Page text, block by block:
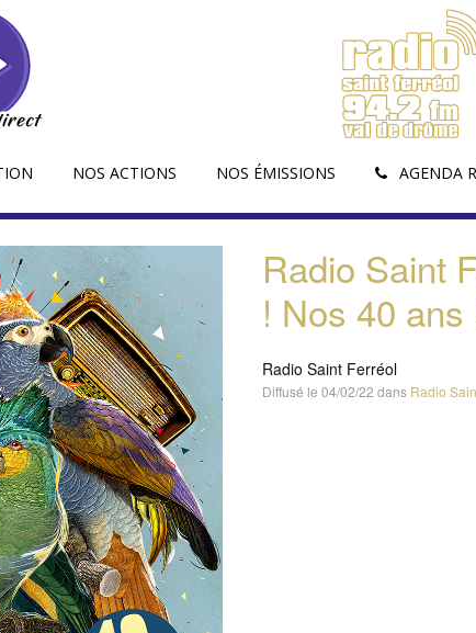
NOS ACTIONS NOS ÉMISSIONS AGENDA
Radio Saint
! Nos 40 ans
Radio Saint Ferréol
Diffusé le 04/02/22 dans Radio